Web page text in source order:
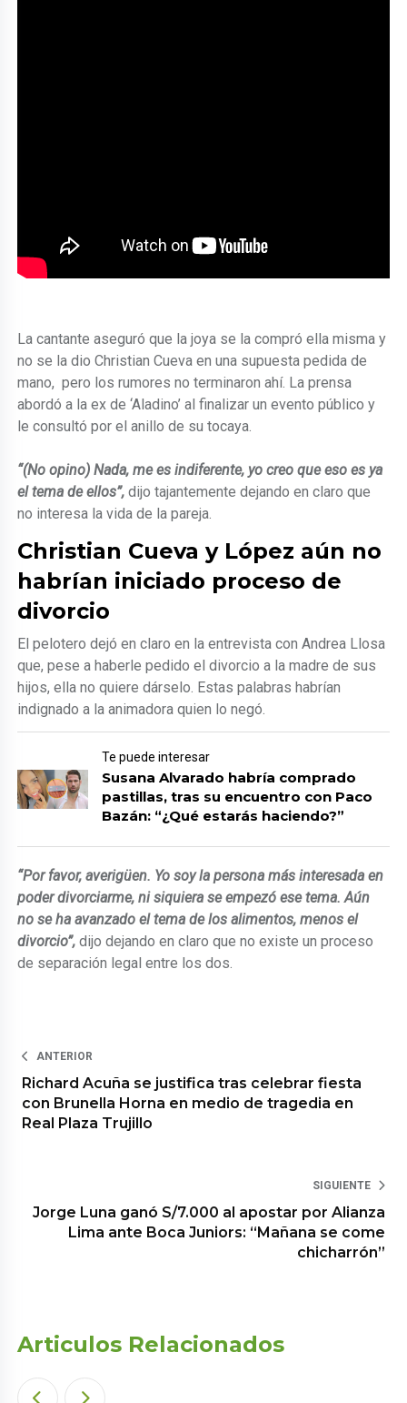
La cantante aseguró que la joya se la compró ella misma y
no se la dio Christian Cueva en una supuesta pedida de
mano, pero los rumores no terminaron ahí. La prensa
abordó a la ex de ‘Aladino’ al finalizar un evento público y
le consultó por el anillo de su tocaya.
“(No opino) Nada, me es indiferente, yo creo que eso es ya
el tema de ellos”, dijo tajantemente dejando en claro que
no interesa la vida de la pareja.
Christian Cueva y López aún no
habrían iniciado proceso de
divorcio
El pelotero dejó en claro en la entrevista con Andrea Llosa
que, pese a haberle pedido el divorcio a la madre de sus
hijos, ella no quiere dárselo. Estas palabras habrían
indignado a la animadora quien lo negó.
Te puede interesar
Susana Alvarado habría comprado
pastillas, tras su encuentro con Paco
Bazán: “¿Qué estarás haciendo?”
“Por favor, averigüen. Yo soy la persona más interesada en
poder divorciarme, ni siquiera se empezó ese tema. Aún
no se ha avanzado el tema de los alimentos, menos el
divorcio”,dijo dejando en claro que no existe un proceso
de separación legal entre los dos.
ANTERIOR
Richard Acuña se justifica tras celebrar fiesta
con Brunella Horna en medio de tragedia en
Real Plaza Trujillo
SIGUIENTE
Jorge Luna ganó S/7.000 al apostar por Alianza
Lima ante Boca Juniors: “Mañana se come
chicharrón”
Articulos Relacionados